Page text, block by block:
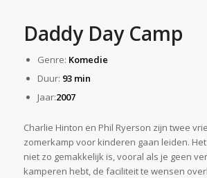
Daddy Day Camp
Genre: Komedie
Duur: 93 min
Jaar:2007
Charlie Hinton en Phil Ryerson zijn twee
zomerkamp voor kinderen gaan leiden.
niet zo gemakkelijk is, vooral als je geen
kamperen hebt, de faciliteit te wensen